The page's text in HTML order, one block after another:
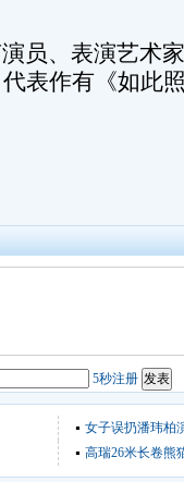
员、表演艺术
表作有《如此
5秒注册
女子误扔潘玮柏
高瑞26米长卷熊